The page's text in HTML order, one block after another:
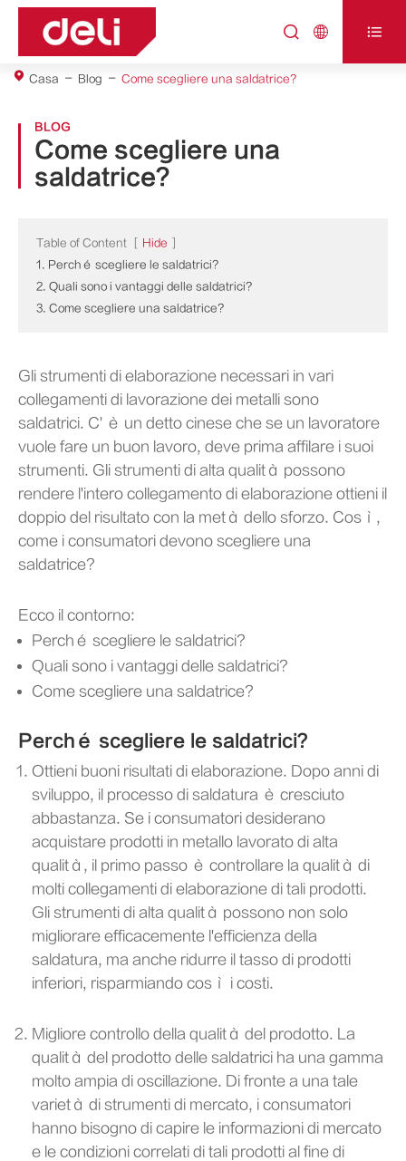
  
Casa Blog Come scegliere una saldatrice?
BLOG
Come scegliere una
saldatrice?
Table of Content Hide
1. Perché scegliere le saldatrici?
2. Quali sono i vantaggi delle saldatrici?
3. Come scegliere una saldatrice?
Gli strumenti di elaborazione necessari in vari
collegamenti di lavorazione dei metalli sono
saldatrici. C' è un detto cinese che se un lavoratore
vuole fare un buon lavoro, deve prima affilare i suoi
strumenti. Gli strumenti di alta qualità possono
rendere l'intero collegamento di elaborazione ottieni il
doppio del risultato con la metà dello sforzo. Così,
come i consumatori devono scegliere una
saldatrice?
Ecco il contorno:
Perché scegliere le saldatrici?
Quali sono i vantaggi delle saldatrici?
Come scegliere una saldatrice?
Perché scegliere le saldatrici?
Ottieni buoni risultati di elaborazione. Dopo anni di
sviluppo, il processo di saldatura è cresciuto
abbastanza. Se i consumatori desiderano
acquistare prodotti in metallo lavorato di alta
qualità, il primo passo è controllare la qualità di
molti collegamenti di elaborazione di tali prodotti.
Gli strumenti di alta qualità possono non solo
migliorare efficacemente l'efficienza della
saldatura, ma anche ridurre il tasso di prodotti
inferiori, risparmiando così i costi.
Migliore controllo della qualità del prodotto. La
qualità del prodotto delle saldatrici ha una gamma
molto ampia di oscillazione. Di fronte a una tale
varietà di strumenti di mercato, i consumatori
hanno bisogno di capire le informazioni di mercato
e le condizioni correlati di tali prodotti al fine di